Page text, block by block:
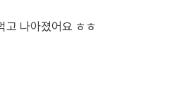
고 나아졌어요 ㅎㅎ